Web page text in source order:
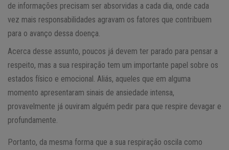
de informações precisam ser absorvidas a cada dia, onde cada
vez mais responsabilidades agravam os fatores que contribuem
para o avanço dessa doença.
Acerca desse assunto, poucos já devem ter parado para pensar a
respeito, mas a sua respiração tem um importante papel sobre os
estados físico e emocional. Aliás, aqueles que em alguma
momento apresentaram sinais de ansiedade intensa,
provavelmente já ouviram alguém pedir para que respire devagar e
profundamente.
Portanto, da mesma forma que a sua respiração oscila como